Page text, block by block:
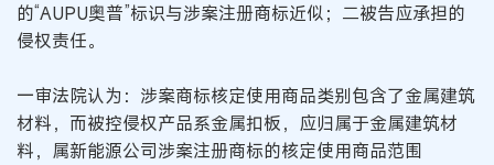
的“AUPU奥普”标识与涉案注册商标近似；二被告应承担的
侵权责任。
一审法院认为：涉案商标核定使用商品类别包含了金属建筑
材料，而被控侵权产品系金属扣板，应归属于金属建筑材
料，属新能源公司涉案注册商标的核定使用商品范围